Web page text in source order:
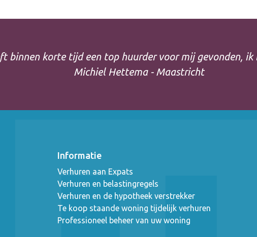
binnen korte tijd een top huurder voor mij gevonden,
Michiel Hettema - Maastricht
Informatie
Verhuren aan Expats
Verhuren en belastingregels
Verhuren en de hypotheek verstrekker
Te koop staande woning tijdelijk verhuren
Professioneel beheer van uw woning